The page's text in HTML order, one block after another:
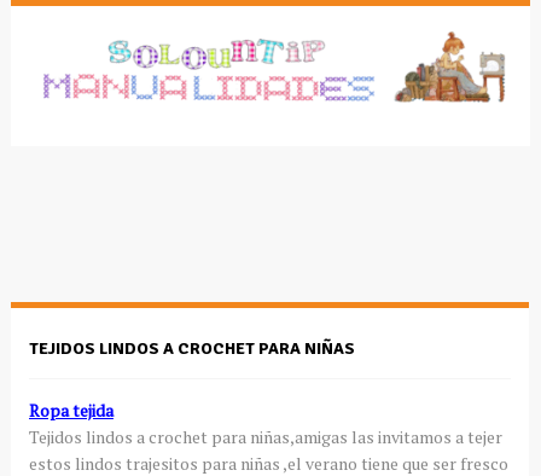
TEJIDOS LINDOS A CROCHET PARA NIÑAS
Ropa tejida
Tejidos lindos a crochet para niñas,amigas las invitamos a tejer
estos lindos trajesitos para niñas ,el verano tiene que ser fresco